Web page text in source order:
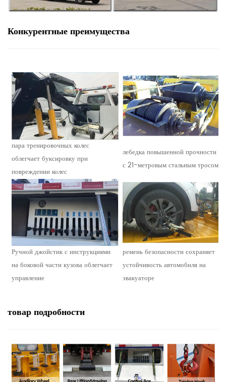
Конкурентные преимущества
пара тренировочных колес
облегчает буксировку при
повреждении колес
лебедка повышенной прочности
с 21-метровым стальным тросом
Ручной джойстик с инструкциями
на боковой части кузова облегчает
управление
ремень безопасности сохраняет
устойчивость автомобиля на
эвакуаторе
товарподробности